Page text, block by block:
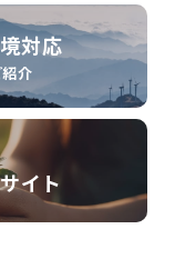
対応
介
イト